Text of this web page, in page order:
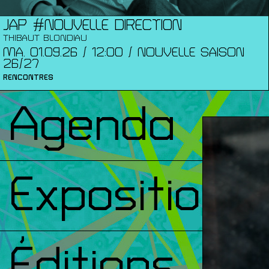
JAP #NOUVELLE DIRECTION
THIBAUT BLONDIAU
MA. 01.09.26 / 12:00 / NOUVELLE SAISON
26/27
RENCONTRES
Agenda
Expositions